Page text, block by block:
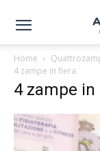
Home
4 zampe in fiera
4 zampe in